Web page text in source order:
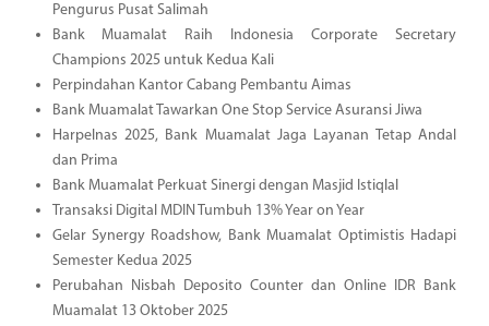
Pengurus Pusat Salimah
Bank Muamalat Raih Indonesia Corporate Secretary
Champions 2025 untuk Kedua Kali
Perpindahan Kantor Cabang Pembantu Aimas
Bank Muamalat Tawarkan One Stop Service Asuransi Jiwa
Harpelnas 2025, Bank Muamalat Jaga Layanan Tetap Andal
dan Prima
Bank Muamalat Perkuat Sinergi dengan Masjid Istiqlal
Transaksi Digital MDIN Tumbuh 13% Year on Year
Gelar Synergy Roadshow, Bank Muamalat Optimistis Hadapi
Semester Kedua 2025
Perubahan Nisbah Deposito Counter dan Online IDR Bank
Muamalat 13 Oktober 2025